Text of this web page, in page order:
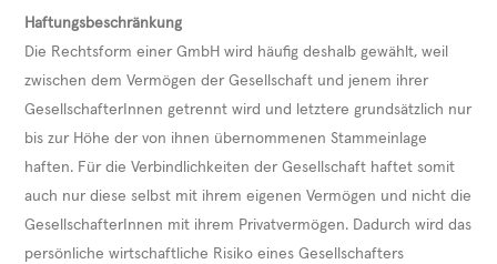
Haftungsbeschränkung
Die Rechtsform einer GmbH wird häufig deshalb gewählt, weil
zwischen dem Vermögen der Gesellschaft und jenem ihrer
GesellschafterInnen getrennt wird und letztere grundsätzlich nur
bis zur Höhe der von ihnen übernommenen Stammeinlage
haften. Für die Verbindlichkeiten der Gesellschaft haftet somit
auch nur diese selbst mit ihrem eigenen Vermögen und nicht die
GesellschafterInnen mit ihrem Privatvermögen. Dadurch wird das
persönliche wirtschaftliche Risiko eines Gesellschafters